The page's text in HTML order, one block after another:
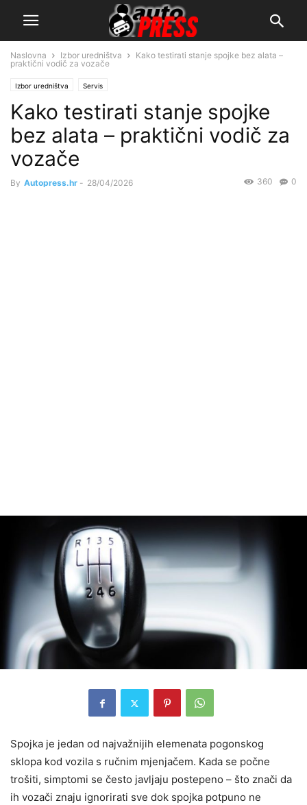
Naslovna Izbor uredništva
Kako testirati stanje spojke bez alata –
praktični vodič za vozače
Izbor uredništva Servis
Kako testirati stanje spojke
bez alata – praktični vodič za
vozače
By Autopress.hr - 28/04/2026 0
360
Spojka je jedan od najvažnijih elemenata pogonskog
sklopa kod vozila s ručnim mjenjačem. Kada se počne
trošiti, simptomi se često javljaju postepeno – što znači da
ih vozači znaju ignorirati sve dok spojka potpuno ne